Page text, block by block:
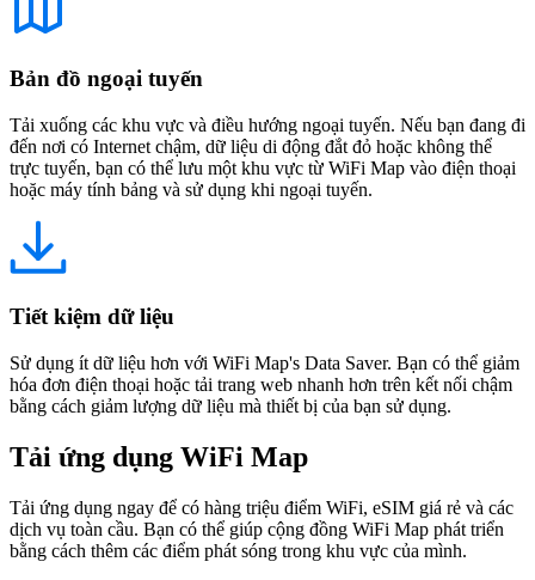
Bản đồ ngoại tuyến
Tải xuống các khu vực và điều hướng ngoại tuyến. Nếu bạn đang đi
đến nơi có Internet chậm, dữ liệu di động đắt đỏ hoặc không thể
trực tuyến, bạn có thể lưu một khu vực từ WiFi Map vào điện thoại
hoặc máy tính bảng và sử dụng khi ngoại tuyến.
Tiết kiệm dữ liệu
Sử dụng ít dữ liệu hơn với WiFi Map's Data Saver. Bạn có thể giảm
hóa đơn điện thoại hoặc tải trang web nhanh hơn trên kết nối chậm
bằng cách giảm lượng dữ liệu mà thiết bị của bạn sử dụng.
Tải ứng dụng WiFi Map
Tải ứng dụng ngay để có hàng triệu điểm WiFi, eSIM giá rẻ và các
dịch vụ toàn cầu. Bạn có thể giúp cộng đồng WiFi Map phát triển
bằng cách thêm các điểm phát sóng trong khu vực của mình.